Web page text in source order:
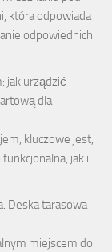
która odpowiada
odpowiednich
jak urządzić
dla
kluczowe jest,
jak i
Deska tarasowa
miejscem do